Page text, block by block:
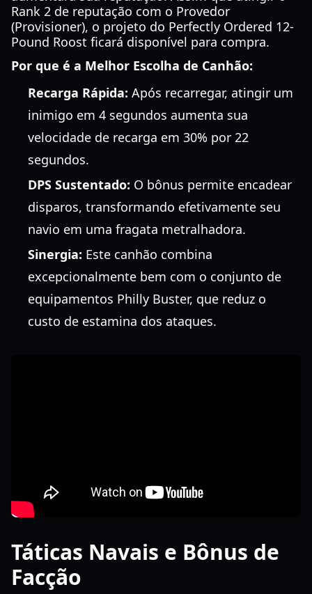
Rank 2 de reputação com o Provedor
(Provisioner), o projeto do Perfectly Ordered 12-
Pound Roost ficará disponível para compra.
Por que é a Melhor Escolha de Canhão:
Recarga Rápida: Após recarregar, atingir um
inimigo em 4 segundos aumenta sua
velocidade de recarga em 30% por 22
segundos.
DPS Sustentado: O bônus permite encadear
disparos, transformando efetivamente seu
navio em uma fragata metralhadora.
Sinergia: Este canhão combina
excepcionalmente bem com o conjunto de
equipamentos Philly Buster, que reduz o
custo de estamina dos ataques.
Táticas Navais e Bônus de
Facção